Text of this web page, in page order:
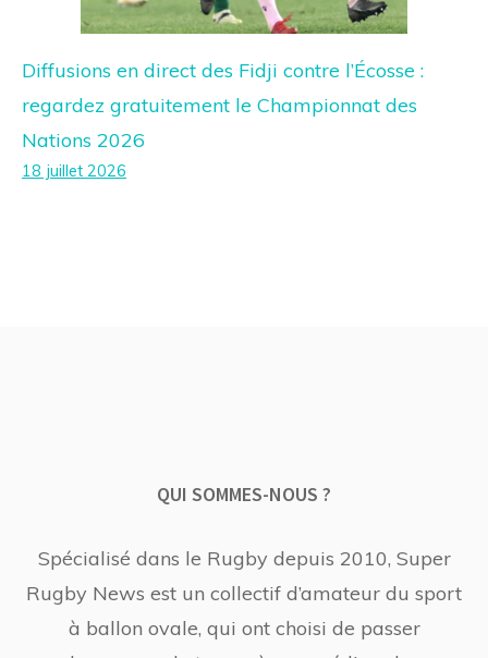
Diffusions en direct des Fidji contre l’Écosse :
regardez gratuitement le Championnat des
Nations 2026
18 juillet 2026
QUI SOMMES-NOUS ?
Spécialisé dans le Rugby depuis 2010, Super
Rugby News est un collectif d’amateur du sport
à ballon ovale, qui ont choisi de passer